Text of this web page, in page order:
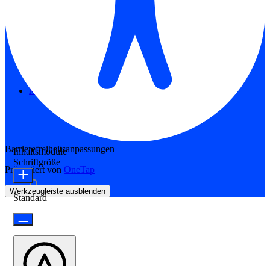
Menü
Barrierefreiheitsanpassungen
Präsentiert von OneTap
Werkzeugleiste ausblenden
Inhaltsmodule
Schriftgröße
Standard